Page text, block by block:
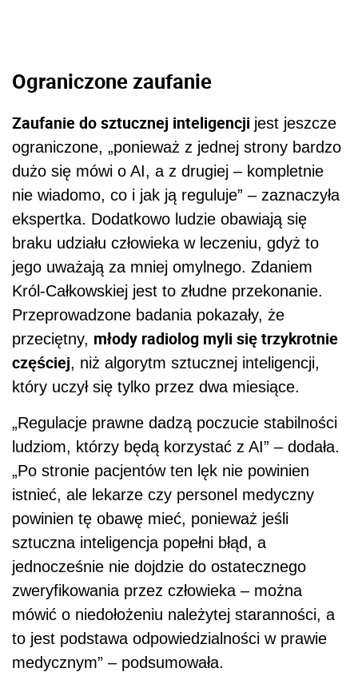
Ograniczone zaufanie
Zaufanie do sztucznej inteligencji jest jeszcze
ograniczone, „ponieważ z jednej strony bardzo
dużo się mówi o AI, a z drugiej – kompletnie
nie wiadomo, co i jak ją reguluje” – zaznaczyła
ekspertka. Dodatkowo ludzie obawiają się
braku udziału człowieka w leczeniu, gdyż to
jego uważają za mniej omylnego. Zdaniem
Król-Całkowskiej jest to złudne przekonanie.
Przeprowadzone badania pokazały, że
przeciętny, młody radiolog myli się trzykrotnie
częściej, niż algorytm sztucznej inteligencji,
który uczył się tylko przez dwa miesiące.
„Regulacje prawne dadzą poczucie stabilności
ludziom, którzy będą korzystać z AI” – dodała.
„Po stronie pacjentów ten lęk nie powinien
istnieć, ale lekarze czy personel medyczny
powinien tę obawę mieć, ponieważ jeśli
sztuczna inteligencja popełni błąd, a
jednocześnie nie dojdzie do ostatecznego
zweryfikowania przez człowieka – można
mówić o niedołożeniu należytej staranności, a
to jest podstawa odpowiedzialności w prawie
medycznym” – podsumowała.